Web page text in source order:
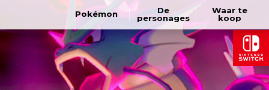
Pokémon
De
personages
Waar te
koop